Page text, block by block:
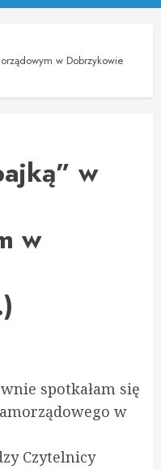
w Dobrzykowie
w
w
spotkałam się
w
Czytelnicy